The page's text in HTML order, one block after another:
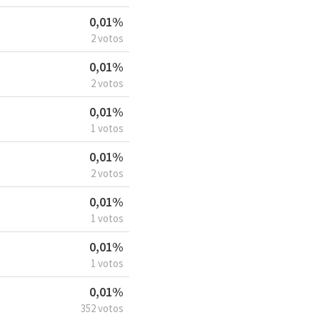
0,01%
2 votos
0,01%
2 votos
0,01%
1 votos
0,01%
2 votos
0,01%
1 votos
0,01%
1 votos
0,01%
352 votos